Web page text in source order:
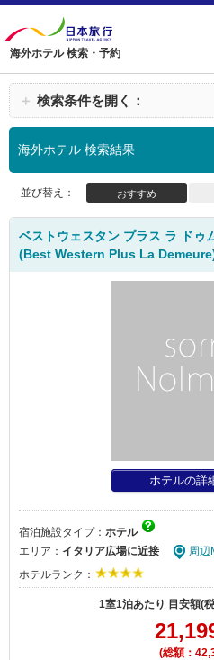
海外ホテル 検索・予約
＋ 検索条件を開く：
海外ホテル 検索結果
並び替え： おすすめ
ベストウェスタン プラス ラ ドゥ
(Best Western Plus La
ホテルの詳
宿泊施設タイプ： ホテル
エリア： イタリア広場に近接
周辺
ホテルランク：
1室1泊あたり 目安額(
(総額：